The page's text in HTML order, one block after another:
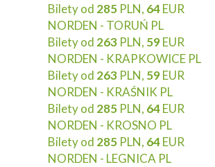
Bilety od 285 PLN, 64EUR
NORDEN - TORUŃ PL
Bilety od 263 PLN, 59EUR
NORDEN - KRAPKOWICE PL
Bilety od 263 PLN, 59EUR
NORDEN - KRAŚNIK PL
Bilety od 285 PLN, 64EUR
NORDEN - KROSNO PL
Bilety od 285 PLN, 64EUR
NORDEN - LEGNICA PL